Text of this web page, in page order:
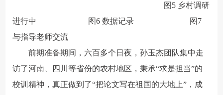
图5 乡村调研
进行中 图6 数据记录 图7
与指导老师交流
前期准备期间，六百多个日夜，孙玉杰团队集中走
访了河南、四川等省份的农村地区，秉承“求是担当”的
校训精神，真正做到了“把论文写在祖国的大地上”，成